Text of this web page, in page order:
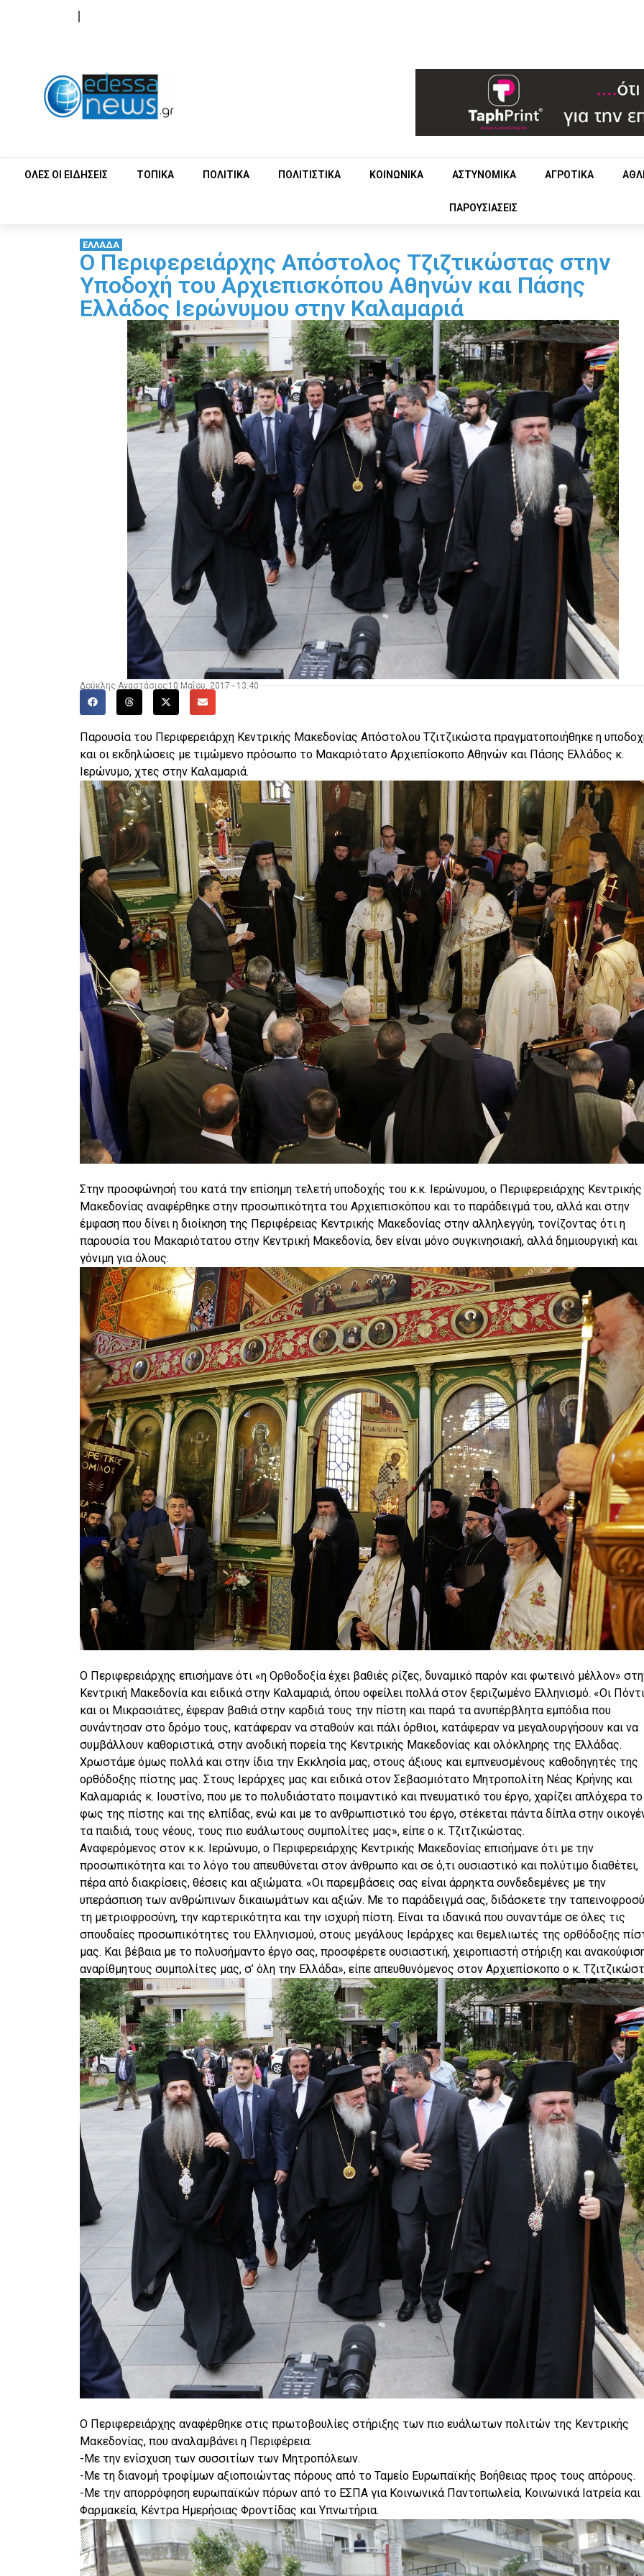
ΟΛΕΣ ΟΙ ΕΙΔΗΣΕΙΣ ΤΟΠΙΚΑ ΠΟΛΙΤΙΚΑ ΠΟΛΙΤΙΣΤΙΚΑ ΚΟΙΝΩΝΙΚΑ ΑΣΤΥΝΟΜΙΚΑ ΑΓΡΟΤΙΚΑ
ΠΑΡΟΥΣΙΑΣΕΙΣ
ΕΛΛΑΔΑ
Ο Περιφερειάρχης Απόστολος Τζιζτικώστας στην
Υποδοχή του Αρχιεπισκόπου Αθηνών και Πάσης
Ελλάδος Ιερώνυμου στην Καλαμαριά
Δούκλης Αναστάσιος 10 Μαΐου, 2017 - 13:40
Παρουσία του Περιφερειάρχη Κεντρικής Μακεδονίας Απόστολου Τζιτζικώστα πραγματοποιήθηκε η
και οι εκδηλώσεις με τιμώμενο πρόσωπο το Μακαριότατο Αρχιεπίσκοπο Αθηνών και Πάσης Ελλάδος κ.
Ιερώνυμο, χτες στην Καλαμαριά.
Στην προσφώνησή του κατά την επίσημη τελετή υποδοχής του κ.κ. Ιερώνυμου, ο Περιφερειάρχης Κεντρικής
Μακεδονίας αναφέρθηκε στην προσωπικότητα του Αρχιεπισκόπου και το παράδειγμά του, αλλά και στην
έμφαση που δίνει η διοίκηση της Περιφέρειας Κεντρικής Μακεδονίας στην αλληλεγγύη, τονίζοντας ότι η
παρουσία του Μακαριότατου στην Κεντρική Μακεδονία, δεν είναι μόνο συγκινησιακή, αλλά δημιουργική και
γόνιμη για όλους.
Ο Περιφερειάρχης επισήμανε ότι «η Ορθοδοξία έχει βαθιές ρίζες, δυναμικό παρόν και φωτεινό μέλλον»
Κεντρική Μακεδονία και ειδικά στην Καλαμαριά, όπου οφείλει πολλά στον ξεριζωμένο Ελληνισμό. «Οι
και οι Μικρασιάτες, έφεραν βαθιά στην καρδιά τους την πίστη και παρά τα ανυπέρβλητα εμπόδια που
συνάντησαν στο δρόμο τους, κατάφεραν να σταθούν και πάλι όρθιοι, κατάφεραν να μεγαλουργήσουν και να
συμβάλλουν καθοριστικά, στην ανοδική πορεία της Κεντρικής Μακεδονίας και ολόκληρης της Ελλάδας.
Χρωστάμε όμως πολλά και στην ίδια την Εκκλησία μας, στους άξιους και εμπνευσμένους καθοδηγητές της
ορθόδοξης πίστης μας. Στους Ιεράρχες μας και ειδικά στον Σεβασμιότατο Μητροπολίτη Νέας Κρήνης και
Καλαμαριάς κ. Ιουστίνο, που με το πολυδιάστατο ποιμαντικό και πνευματικό του έργο, χαρίζει απλόχερα το
φως της πίστης και της ελπίδας, ενώ και με το ανθρωπιστικό του έργο, στέκεται πάντα δίπλα στην
τα παιδιά, τους νέους, τους πιο ευάλωτους συμπολίτες μας», είπε ο κ. Τζιτζικώστας.
Αναφερόμενος στον κ.κ. Ιερώνυμο, ο Περιφερειάρχης Κεντρικής Μακεδονίας επισήμανε ότι με την
προσωπικότητα και το λόγο του απευθύνεται στον άνθρωπο και σε ό,τι ουσιαστικό και πολύτιμο διαθέτει,
πέρα από διακρίσεις, θέσεις και αξιώματα. «Οι παρεμβάσεις σας είναι άρρηκτα συνδεδεμένες με την
υπεράσπιση των ανθρώπινων δικαιωμάτων και αξιών. Με το παράδειγμά σας, διδάσκετε την
τη μετριοφροσύνη, την καρτερικότητα και την ισχυρή πίστη. Είναι τα ιδανικά που συναντάμε σε όλες τις
σπουδαίες προσωπικότητες του Ελληνισμού, στους μεγάλους Ιεράρχες και θεμελιωτές της ορθόδοξης
μας. Και βέβαια με το πολυσήμαντο έργο σας, προσφέρετε ουσιαστική, χειροπιαστή στήριξη και
αναρίθμητους συμπολίτες μας, σ’ όλη την Ελλάδα», είπε απευθυνόμενος στον Αρχιεπίσκοπο ο κ.
Ο Περιφερειάρχης αναφέρθηκε στις πρωτοβουλίες στήριξης των πιο ευάλωτων πολιτών της Κεντρικής
Μακεδονίας, που αναλαμβάνει η Περιφέρεια:
-Με την ενίσχυση των συσσιτίων των Μητροπόλεων.
-Με τη διανομή τροφίμων αξιοποιώντας πόρους από το Ταμείο Ευρωπαϊκής Βοήθειας προς τους απόρους.
-Με την απορρόφηση ευρωπαϊκών πόρων από το ΕΣΠΑ για Κοινωνικά Παντοπωλεία, Κοινωνικά Ιατρεία και
Φαρμακεία, Κέντρα Ημερήσιας Φροντίδας και Υπνωτήρια.